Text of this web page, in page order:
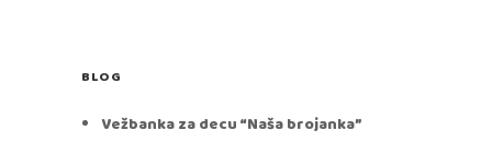
BLOG
Vežbanka za decu “Naša brojanka”